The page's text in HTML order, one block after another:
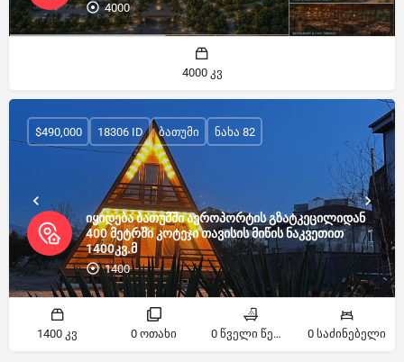
4000
4000 კვ
იყიდება ბათუმში აეროპორტის გზატკეცილიდან
400 მეტრში კოტეჯი თავისის მიწის ნაკვეთით
1400კვ.მ
1400
$490,000 18306 ID ბათუმი ნახა 82
1400 კვ 0 ოთახი 0 წველი წერტილი 0 საძინებელი